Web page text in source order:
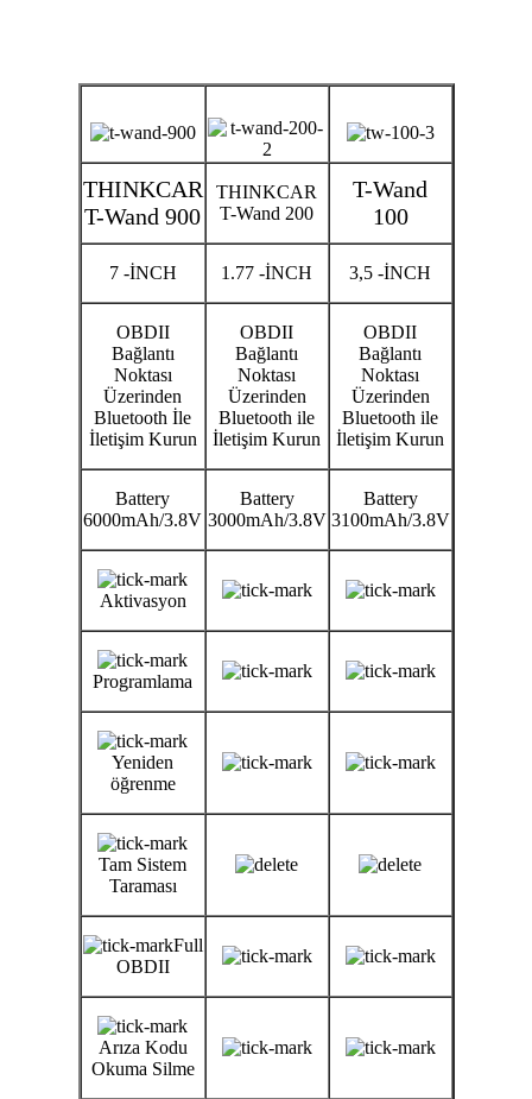
THINKCAR
T-Wand 900
THINKCAR
T-Wand 200
T-Wand
100
7 -İNCH 1.77 -İNCH 3,5 -İNCH
OBDII
Bağlantı
Noktası
Üzerinden
Bluetooth İle
İletişim Kurun
OBDII
Bağlantı
Noktası
Üzerinden
Bluetooth ile
İletişim Kurun
OBDII
Bağlantı
Noktası
Üzerinden
Bluetooth ile
İletişim Kurun
Battery
6000mAh/3.8V
Battery
3000mAh/3.8V
Battery
3100mAh/3.8V
Aktivasyon
Programlama
Yeniden
öğrenme
Tam Sistem
Taraması
Full
OBDII
Arıza Kodu
Okuma Silme